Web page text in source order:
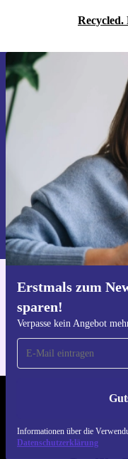
Recycled.
Erstmals zum
sparen!
Verpasse kein Angebot
Informationen über die
Datenschutzerklärung
15 €
Informationen über die
du in unserer
REFURBED